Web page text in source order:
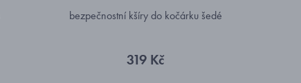
bezpečnostní kšíry do kočárku šedé
319 Kč